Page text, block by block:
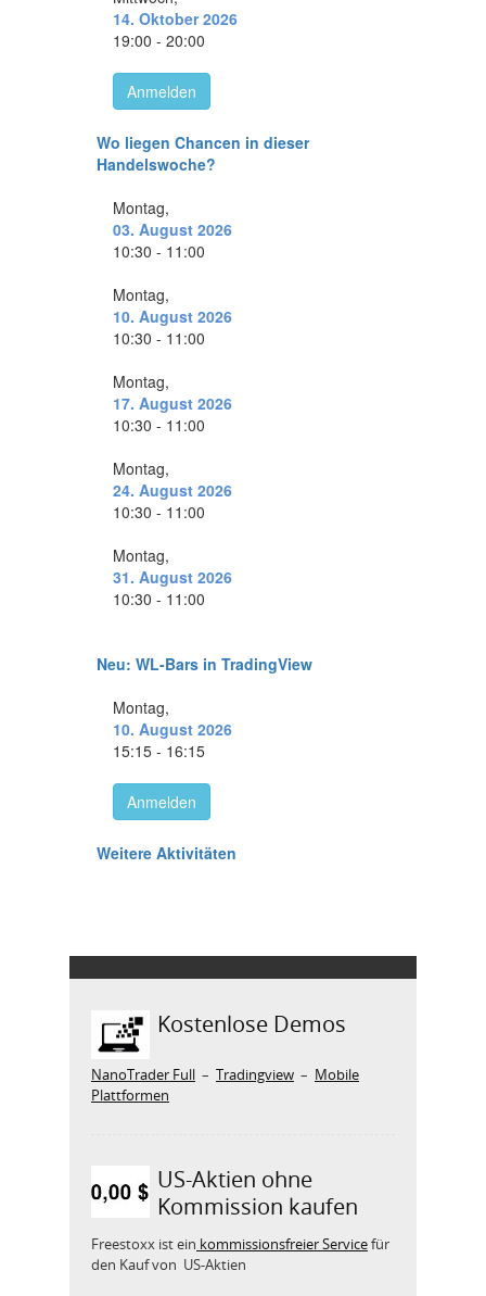
Kostenlose Demos
NanoTrader Full – Tradingview – Mobile
Plattformen
US-Aktien ohne
Kommission kaufen
Freestoxx ist ein kommissionsfreier Servicefür
den Kauf von US-Aktien